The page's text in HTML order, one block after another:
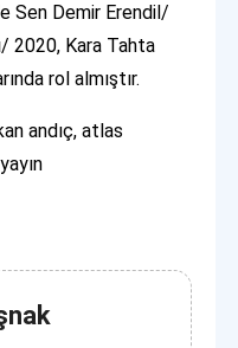
Sen Demir Erendil/
2020, Kara Tahta
rol almıştır.
andıç, atlas